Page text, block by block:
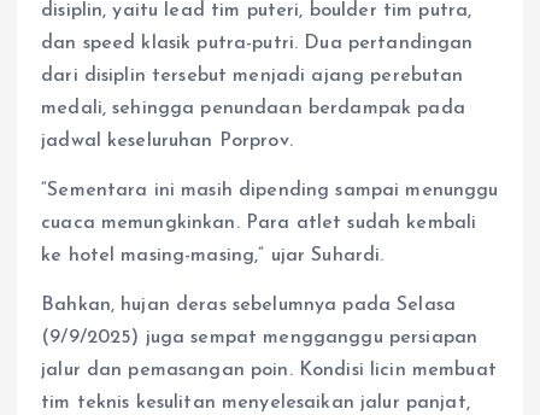
disiplin, yaitu lead tim puteri, boulder tim putra,
dan speed klasik putra-putri. Dua pertandingan
dari disiplin tersebut menjadi ajang perebutan
medali, sehingga penundaan berdampak pada
jadwal keseluruhan Porprov.
“Sementara ini masih dipending sampai menunggu
cuaca memungkinkan. Para atlet sudah kembali
ke hotel masing-masing,” ujar Suhardi.
Bahkan, hujan deras sebelumnya pada Selasa
(9/9/2025) juga sempat mengganggu persiapan
jalur dan pemasangan poin. Kondisi licin membuat
tim teknis kesulitan menyelesaikan jalur panjat,